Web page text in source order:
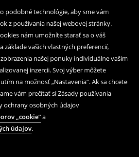
podobné technológie, aby sme vám
z používania našej webovej stránky.
nám umožníte starať sa o váš
základe vašich vlastných preferencií,
našej ponuky individuálne vašim
inzercii. Svoj výber môžete
na možnosť „Nastavenia“. Ak sa chcete
vám prečítať si Zásady používania
ochrany osobných údajov
„cookie“a
údajov.
low waist – strih s
v duchu 2000s
trendov v tejto kategórii sú
, teda krátke modely s nízkym
spojený s módou 2000s, ktorý
verzii.
Mini šortky low waist
topmi, priliehavými
ramenami a